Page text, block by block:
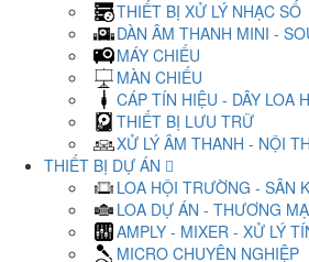
THIẾT BỊ XỬ LÝ NHẠC SỐ
DÀN ÂM THANH MINI -
MÁY CHIẾU
MÀN CHIẾU
CÁP TÍN HIỆU - DÂY LOA
THIẾT BỊ LƯU TRỮ
XỬ LÝ ÂM THANH - NỘI
THIẾT BỊ DỰ ÁN
LOA HỘI TRƯỜNG - SÂN
LOA DỰ ÁN - THƯƠNG
AMPLY - MIXER - XỬ LÝ
MICRO CHUYÊN NGHIỆP